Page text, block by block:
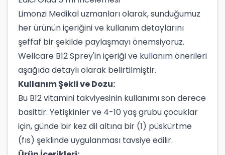
Limonzi Medikal uzmanları olarak, sunduğumuz
her ürünün içeriğini ve kullanım detaylarını
şeffaf bir şekilde paylaşmayı önemsiyoruz.
Wellcare B12 Sprey'in içeriği ve kullanım önerileri
aşağıda detaylı olarak belirtilmiştir.
Kullanım Şekli ve Dozu:
Bu B12 vitamini takviyesinin kullanımı son derece
basittir. Yetişkinler ve 4-10 yaş grubu çocuklar
için, günde bir kez dil altına bir (1) püskürtme
(fıs) şeklinde uygulanması tavsiye edilir.